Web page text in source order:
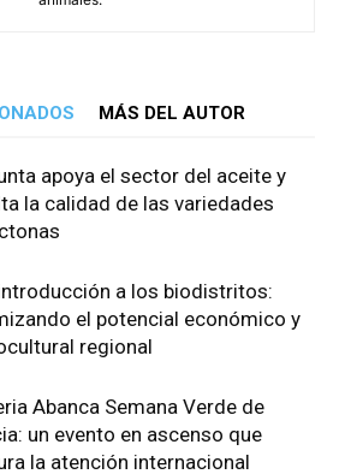
MÁS DEL AUTOR
apoya el sector del aceite y
la calidad de las variedades
a los biodistritos:
el potencial económico y
regional
Abanca Semana Verde de
un evento en ascenso que
la atención internacional